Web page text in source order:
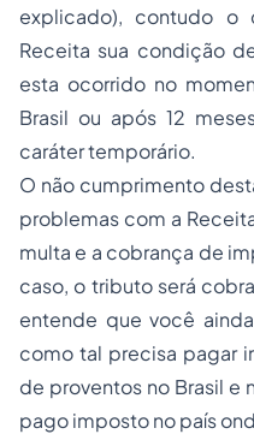
explicado), contudo o
Receita sua condição
esta ocorrido no
Brasil ou após 12
caráter temporário.
O não cumprimento
problemas com a
multa e a cobrança de
caso, o tributo será
entende que você
como tal precisa pagar
de proventos no Brasil e
pago imposto no país